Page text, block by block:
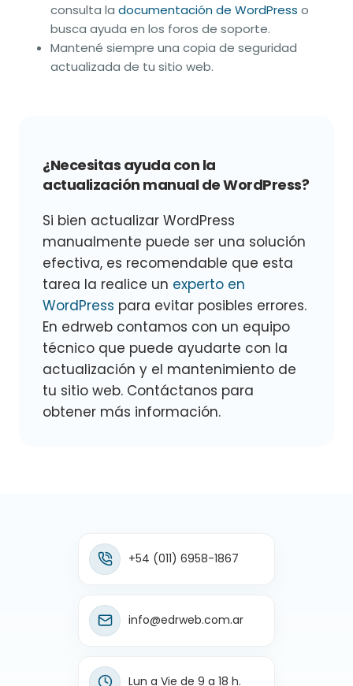
consulta la documentación de WordPress o
busca ayuda en los foros de soporte.
Mantené siempre una copia de seguridad
actualizada de tu sitio web.
¿Necesitas ayuda con la
actualización manual de WordPress?
Si bien actualizar WordPress
manualmente puede ser una solución
efectiva, es recomendable que esta
tarea la realice un experto en
WordPress para evitar posibles errores.
En edrweb contamos con un equipo
técnico que puede ayudarte con la
actualización y el mantenimiento de
tu sitio web. Contáctanos para
obtener más información.
+54 (011) 6958-1867
info@edrweb.com.ar
Lun a Vie de 9 a 18 h.